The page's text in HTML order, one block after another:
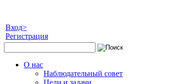
Вход>
Регистрация
О нас
Наблюдательный совет
Цели и задачи